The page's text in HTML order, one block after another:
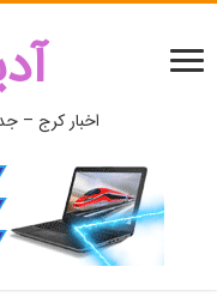
اخبار کرج –